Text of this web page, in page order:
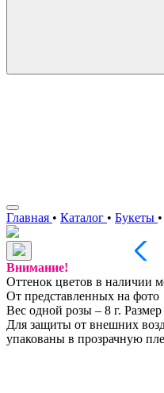
Главная • Каталог • Букеты •
Внимание!
Оттенок цветов в наличии
От представленных на фото
Вес одной розы – 8 г.
Для защиты от внешних
упакованы в прозрачную